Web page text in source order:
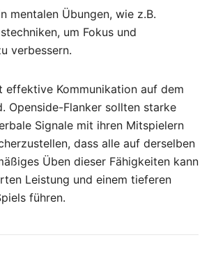
mentalen Übungen, wie z.B.
um Fokus und
verbessern.
effektive Kommunikation auf dem
Openside-Flanker sollten starke
Signale mit ihren Mitspielern
dass alle auf derselben
Üben dieser Fähigkeiten kann
Leistung und einem tieferen
führen.